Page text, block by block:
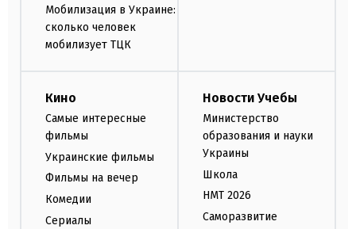
Мобилизация в Украине:
сколько человек
мобилизует ТЦК
Кино
Самые интересные
фильмы
Украинские фильмы
Фильмы на вечер
Комедии
Сериалы
Новости Учебы
Министерство
образования и науки
Украины
Школа
НМТ 2026
Саморазвитие